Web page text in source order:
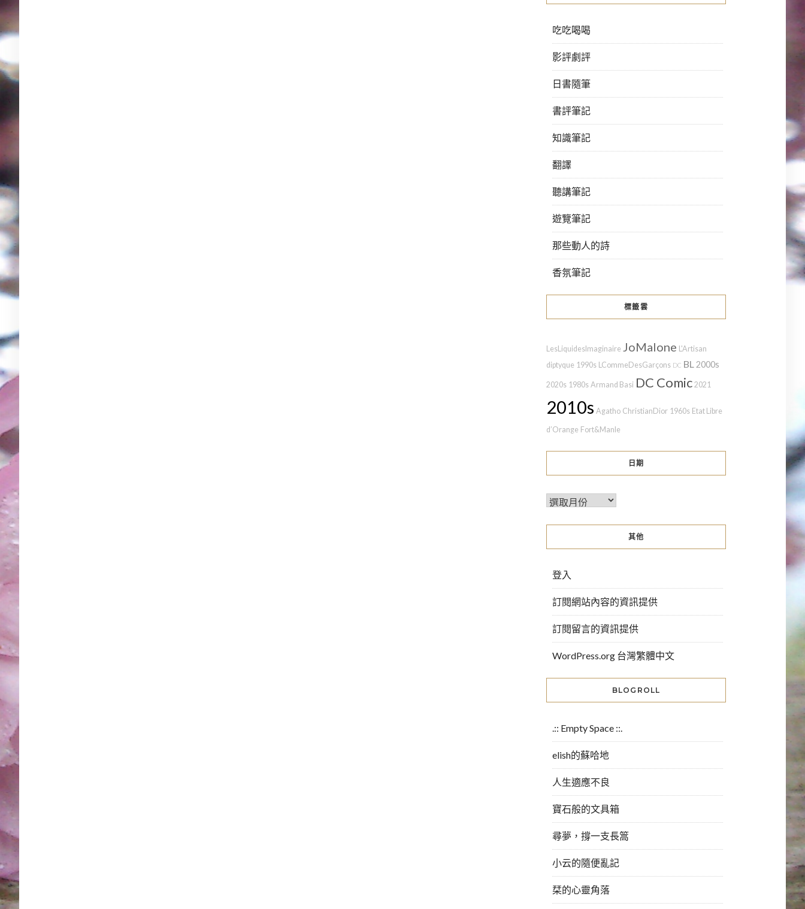
吃吃喝喝
影評劇評
日書隨筆
書評筆記
知識筆記
翻譯
聽講筆記
遊覽筆記
那些動人的詩
香氛筆記
標籤雲
LesLiquidesImaginaire JoMalone L'Artisan
diptyque 1990s LCommeDesGarçons DC BL 2000s
2020s 1980s Armand Basi DC Comic 2021
2010s Agatho ChristianDior 1960s Etat Libre
d’Orange Fort&Manle
日期
其他
登入
訂閱網站內容的資訊提供
訂閱留言的資訊提供
WordPress.org 台灣繁體中文
BLOGROLL
.:: Empty Space ::.
elish的蘇哈地
人生適應不良
寶石般的文具箱
尋夢，撐一支長篙
小云的隨便亂記
栞的心靈角落